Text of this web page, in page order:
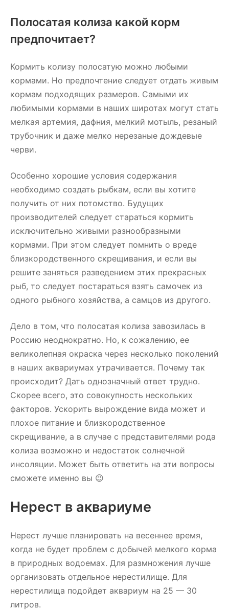
Полосатая колиза какой корм
предпочитает?
Кормить колизу полосатую можно любыми
кормами. Но предпочтение следует отдать живым
кормам подходящих размеров. Самыми их
любимыми кормами в наших широтах могут стать
мелкая артемия, дафния, мелкий мотыль, резаный
трубочник и даже мелко нерезаные дождевые
черви.
Особенно хорошие условия содержания
необходимо создать рыбкам, если вы хотите
получить от них потомство. Будущих
производителей следует стараться кормить
исключительно живыми разнообразными
кормами. При этом следует помнить о вреде
близкородственного скрещивания, и если вы
решите заняться разведением этих прекрасных
рыб, то следует постараться взять самочек из
одного рыбного хозяйства, а самцов из другого.
Дело в том, что полосатая колиза завозилась в
Россию неоднократно. Но, к сожалению, ее
великолепная окраска через несколько поколений
в наших аквариумах утрачивается. Почему так
происходит? Дать однозначный ответ трудно.
Скорее всего, это совокупность нескольких
факторов. Ускорить вырождение вида может и
плохое питание и близкородственное
скрещивание, а в случае с представителями рода
колиза возможно и недостаток солнечной
инсоляции. Может быть ответить на эти вопросы
сможете именно вы 😉
Нерест в аквариуме
Нерест лучше планировать на весеннее время,
когда не будет проблем с добычей мелкого корма
в природных водоемах. Для размножения лучше
организовать отдельное нерестилище. Для
нерестилища подойдет аквариум на 25 — 30
литров.